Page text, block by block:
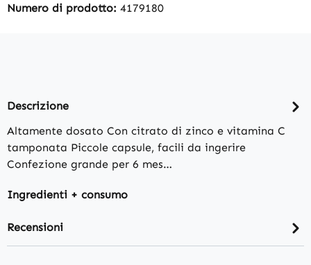
Numero di prodotto: 4179180
Descrizione
Altamente dosato Con citrato di zinco e vitamina C
tamponata Piccole capsule, facili da ingerire
Confezione grande per 6 mes…
Ingredienti + consumo
Recensioni